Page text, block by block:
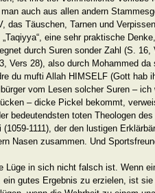
auch aus allen andern
das Täuschen, Tarnen und
eine sehr praktische
durch Suren sonder Zahl (S. 16,
Vers 28), also durch Mohammed da
du mufti Allah HIMSELF (Gott hab
vom Lesen solcher Suren – ich
– dicke Pickel bekommt,
bedeutendsten toten Theologen
(1059-1111), der den lustigen
Nasen zusammen. Und
Lüge in sich nicht falsch ist. Wenn
ein gutes Ergebnis zu erzielen, ist sie